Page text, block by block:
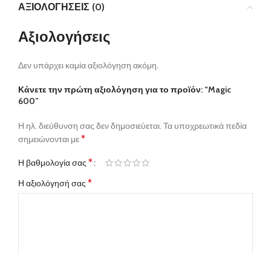
ΑΞΙΟΛΟΓΉΣΕΙΣ (0)
Αξιολογήσεις
Δεν υπάρχει καμία αξιολόγηση ακόμη.
Κάνετε την πρώτη αξιολόγηση για το προϊόν: “Magic
600”
Η ηλ. διεύθυνση σας δεν δημοσιεύεται. Τα υποχρεωτικά πεδία
σημειώνονται με*
Η βαθμολογία σας *
Η αξιολόγησή σας *